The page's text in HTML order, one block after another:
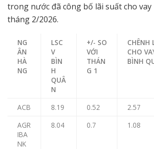
trong nước đã công bố lãi suất cho vay
tháng 2/2026.
NG
ÂN
HÀ
NG
LSC
V
BÌN
H
QUÂ
N
+/- SO
VỚI
THÁN
G 1
CHÊNH
CHO
BÌNH
ACB 8.19 0.52
2.57
AGR
IBA
NK
8.04 0.7 1.08